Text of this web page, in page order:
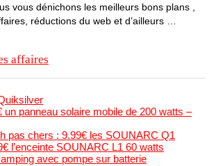
vous dénichons les meilleurs bons plans ,
réductions du web et d’ailleurs …
affaires
un panneau solaire mobile de 200 watts –
pas chers : 9.99€ les SOUNARC Q1
l’enceinte SOUNARC L1 60 watts
avec pompe sur batterie